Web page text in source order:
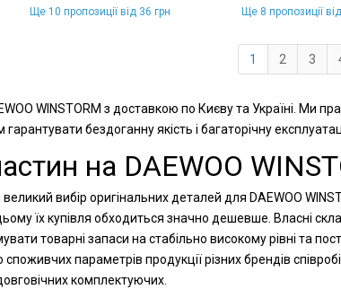
Ще 10 пропозиції від 36 грн Ще 8 пропозиції
1 2 3
WINSTORM з доставкою по Києву та Україні. Ми
бездоганну якість і багаторічну
на DAEWOO
вибір оригінальних деталей для DAEWOO
їх купівля обходиться значно дешевше. Власні
товарні запаси на стабільно високому рівні та
параметрів продукції різних брендів
комплектуючих.